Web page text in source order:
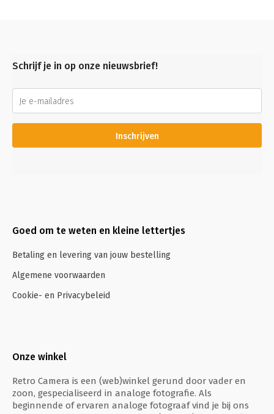
Schrijf je in op onze nieuwsbrief!
Inschrijven
Goed om te weten en kleine lettertjes
Betaling en levering van jouw bestelling
Algemene voorwaarden
Cookie- en Privacybeleid
Onze winkel
Retro Camera is een (web)winkel gerund door vader en
zoon, gespecialiseerd in analoge fotografie. Als
beginnende of ervaren analoge fotograaf vind je bij ons